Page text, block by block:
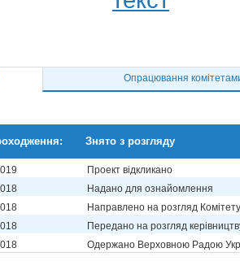
Опрацювання
Знято з розгляду
Проект відкликано
Надано для ознайомлення
Направлено на розгляд Комітету
Передано на розгляд
Одержано Верховною Радою